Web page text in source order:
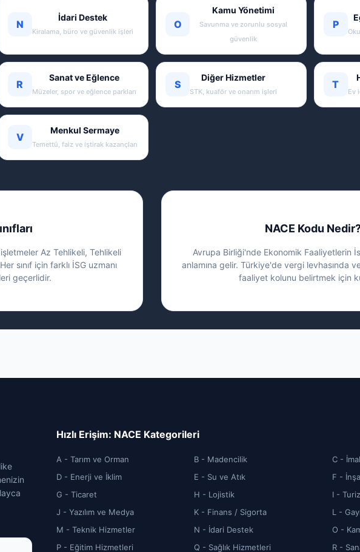
N
İdari Destek
Kiralama, büro ve güvenlik işleri
O
Kamu Yönetimi
Savunma ve zorunlu sosyal
güvenlik
P
R
Sanat ve Eğlence
Müzeler, spor ve eğlence parkları
S
Diğer Hizmetler
STK, kuaför ve onarım işleri
T
Ev
V
Menkul Sermaye
Temettü, faiz ve iştirak kazançları
Az Tehlikeli, Tehlikeli
sınıf için farklı İSG uzmanı
geçerlidir.
NACE Kodu
Avrupa Birliği'nde Ekonomik Faaliyetlerin
anlamına gelir. Türkiye'de vergi levhasında
faaliyet kolunu belirtmek için
Hızlı Erişim: NACE Kategorileri
A - Tarım ve Orman B - Madencilik
C -
D - Enerji ve İklim
E - Su ve Atık
F -
G - Ticaret
H - Lojistik
I -
J - Yazılım ve Medya
K - Finans / Sigorta
L -
M - Teknik Hizmetler
N - İdari Destek
O -
P - Eğitim Hizmetleri
Q - Sağlık Hizmetleri R -